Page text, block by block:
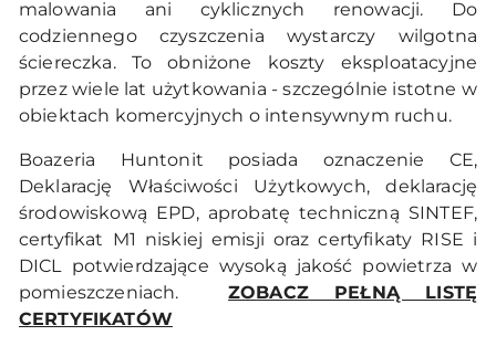
malowania ani cyklicznych renowacji. Do
codziennego czyszczenia wystarczy wilgotna
ściereczka. To obniżone koszty eksploatacyjne
przez wiele lat użytkowania - szczególnie istotne w
obiektach komercyjnych o intensywnym ruchu.
Boazeria Huntonit posiada oznaczenie CE,
Deklarację Właściwości Użytkowych, deklarację
środowiskową EPD, aprobatę techniczną SINTEF,
certyfikat M1 niskiej emisji oraz certyfikaty RISE i
DICL potwierdzające wysoką jakość powietrza w
pomieszczeniach. ZOBACZ PEŁNĄ LISTĘ
CERTYFIKATÓW